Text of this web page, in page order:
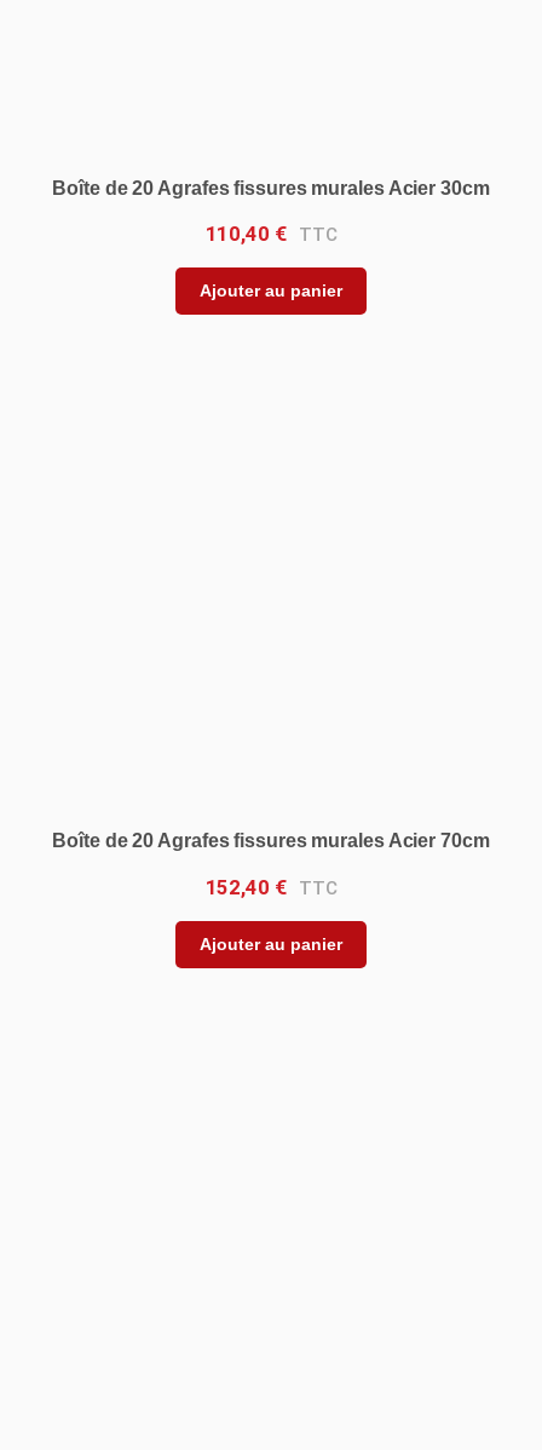
Boîte de 20 Agrafes fissures murales Acier 30cm
110,40 €
Ajouter au panier
Boîte de 20 Agrafes fissures murales Acier 70cm
152,40 €
Ajouter au panier